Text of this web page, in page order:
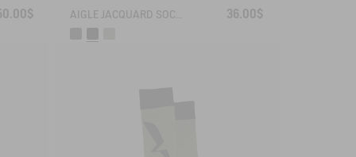
AIGLE JACQUARD SOCKS 36.00$